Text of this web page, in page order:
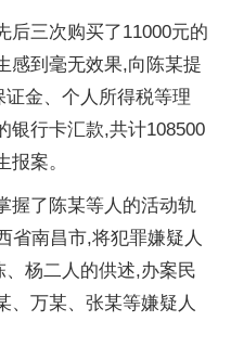
后三次购买了11000元的
感到毫无效果,向陈某提
金、个人所得税等理
银行卡汇款,共计108500
案。
握了陈某等人的活动轨
省南昌市,将犯罪嫌疑人
杨二人的供述,办案民
、万某、张某等嫌疑人